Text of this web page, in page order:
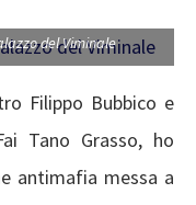
del Viminale
Filippo Bubbico e
Tano Grasso, ho
antimafia messa a